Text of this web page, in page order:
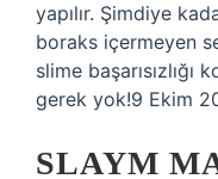
yapılır. Şimdiye
boraks içermeyen
slime başarısızlığı
gerek yok!9 Ekim
SLAYM